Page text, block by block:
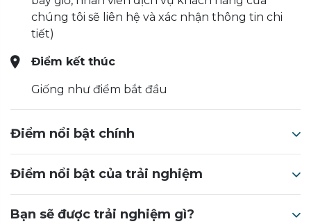
chúng tôi sẽ liên hệ và xác nhận thông tin chi
tiết)
Điểm kết thúc
Giống như điểm bắt đầu
Điểm nổi bật chính
Điểm nổi bật của trải nghiệm
Bạn sẽ được trải nghiệm gì?